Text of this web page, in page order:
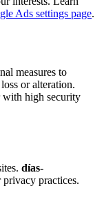
Ads settings page.
measures to
or alteration.
with high security
días-
practices.